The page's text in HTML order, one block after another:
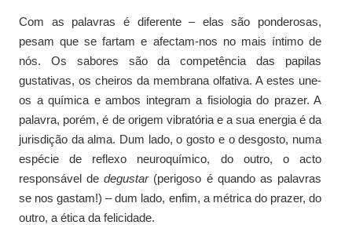
Com as palavras é diferente – elas são ponderosas,
pesam que se fartam e afectam-nos no mais íntimo de
nós. Os sabores são da competência das papilas
gustativas, os cheiros da membrana olfativa. A estes une-
os a química e ambos integram a fisiologia do prazer. A
palavra, porém, é de origem vibratória e a sua energia é da
jurisdição da alma. Dum lado, o gosto e o desgosto, numa
espécie de reflexo neuroquímico, do outro, o acto
responsável dedegustar(perigoso é quando as palavras
se nos gastam!) – dum lado, enfim, a métrica do prazer, do
outro, a ética da felicidade.